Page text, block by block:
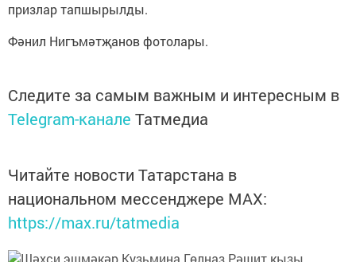
призлар тапшырылды.
Фәнил Нигъмәтҗанов фотолары.
Следите за самым важным и интересным в
Telegram-канале Татмедиа
Читайте новости Татарстана в
национальном мессенджере MАХ:
https://max.ru/tatmedia